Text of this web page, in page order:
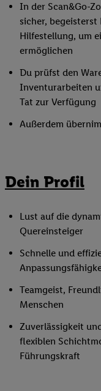
In der Scan&Go-
sicher,
Hilfestellung, um
ermöglichen
Du prüfst den
Inventurarbeiten
Tat zur Verfügung
Außerdem
Dein Profil
Lust auf die
Quereinsteiger
Schnelle und
Teamgeist,
Menschen
Zuverlässigkeit
flexiblen
Führungskraft